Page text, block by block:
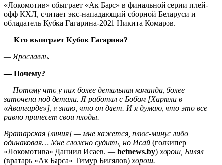
«Локомотив» обыграет «Ак Барс» в финальной серии плей-
офф КХЛ, считает экс-нападающий сборной Беларуси и
обладатель Кубка Гагарина-2021 Никита Комаров.
— Кто выиграет Кубок Гагарина?
— Ярославль.
— Почему?
— Потому что у них более детальная команда, более
заточена под детали. Я работал с Бобом [Хартли в
«Авангарде»], я знаю, что он дает. И я думаю, что это все
равно принесет свои плоды.
Вратарская [линия] — мне кажется, плюс-минус либо
одинаковая… Мне сложно судить, но Исай (голкипер
«Локомотива» Даниил Исаев. — betnews.by) хорош, Билял
(вратарь «Ак Барса» Тимур Билялов) хорош.